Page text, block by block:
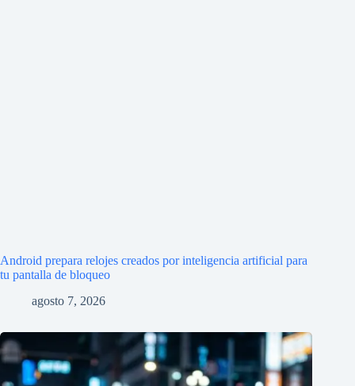
Android prepara relojes creados por inteligencia artificial para
tu pantalla de bloqueo
agosto 7, 2026